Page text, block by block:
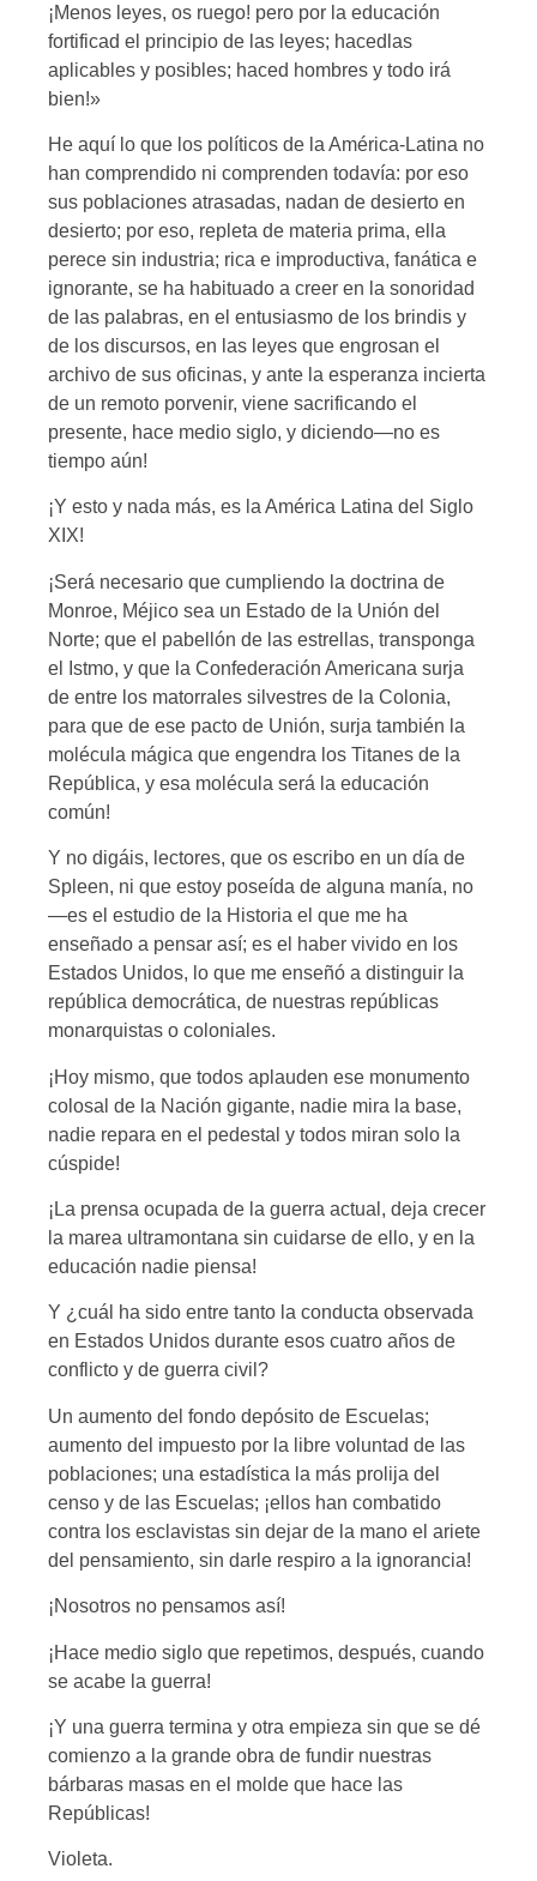
¡Menos leyes, os ruego! pero por la educación
fortificad el principio de las leyes; hacedlas
aplicables y posibles; haced hombres y todo irá
bien!»
He aquí lo que los políticos de la América-Latina no
han comprendido ni comprenden todavía: por eso
sus poblaciones atrasadas, nadan de desierto en
desierto; por eso, repleta de materia prima, ella
perece sin industria; rica e improductiva, fanática e
ignorante, se ha habituado a creer en la sonoridad
de las palabras, en el entusiasmo de los brindis y
de los discursos, en las leyes que engrosan el
archivo de sus oficinas, y ante la esperanza incierta
de un remoto porvenir, viene sacrificando el
presente, hace medio siglo, y diciendo—no es
tiempo aún!
¡Y esto y nada más, es la América Latina del Siglo
XIX!
¡Será necesario que cumpliendo la doctrina de
Monroe, Méjico sea un Estado de la Unión del
Norte; que el pabellón de las estrellas, transponga
el Istmo, y que la Confederación Americana surja
de entre los matorrales silvestres de la Colonia,
para que de ese pacto de Unión, surja también la
molécula mágica que engendra los Titanes de la
República, y esa molécula será la educación
común!
Y no digáis, lectores, que os escribo en un día de
Spleen, ni que estoy poseída de alguna manía, no
—es el estudio de la Historia el que me ha
enseñado a pensar así; es el haber vivido en los
Estados Unidos, lo que me enseñó a distinguir la
república democrática, de nuestras repúblicas
monarquistas o coloniales.
¡Hoy mismo, que todos aplauden ese monumento
colosal de la Nación gigante, nadie mira la base,
nadie repara en el pedestal y todos miran solo la
cúspide!
¡La prensa ocupada de la guerra actual, deja crecer
la marea ultramontana sin cuidarse de ello, y en la
educación nadie piensa!
Y ¿cuál ha sido entre tanto la conducta observada
en Estados Unidos durante esos cuatro años de
conflicto y de guerra civil?
Un aumento del fondo depósito de Escuelas;
aumento del impuesto por la libre voluntad de las
poblaciones; una estadística la más prolija del
censo y de las Escuelas; ¡ellos han combatido
contra los esclavistas sin dejar de la mano el ariete
del pensamiento, sin darle respiro a la ignorancia!
¡Nosotros no pensamos así!
¡Hace medio siglo que repetimos, después, cuando
se acabe la guerra!
¡Y una guerra termina y otra empieza sin que se dé
comienzo a la grande obra de fundir nuestras
bárbaras masas en el molde que hace las
Repúblicas!
Violeta.